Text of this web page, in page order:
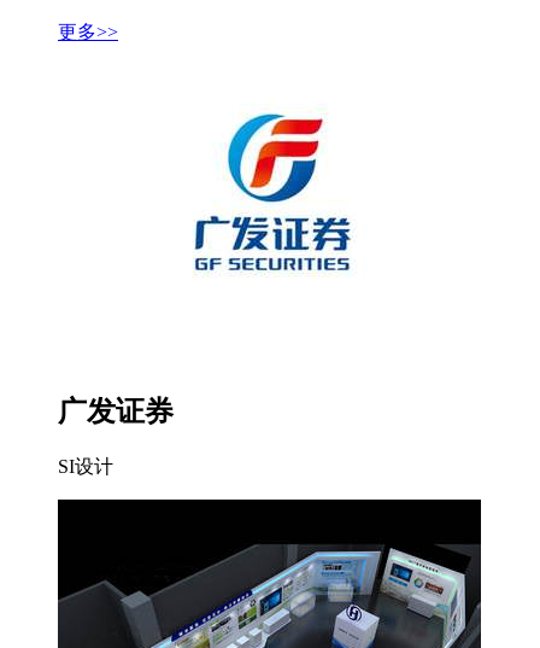
更多>>
广发证券
SI设计